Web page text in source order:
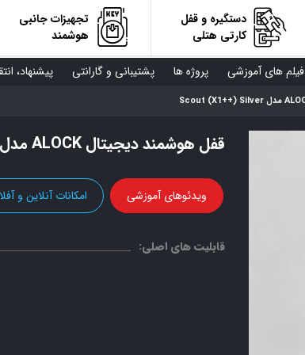
دستگیره و قفل
کارتی هتلی
تجهیزات جانبی
هوشمند
فیلم های آموزشی پروژه ها پشتیبانی و گارانتی پیشنهاد،
قفل هوشمند دیجیتال ALOCK مدل Scout (X1++) Silver
ویدئوهای آموزشی امکانات آنلاین و
قابلیت های اصلی: